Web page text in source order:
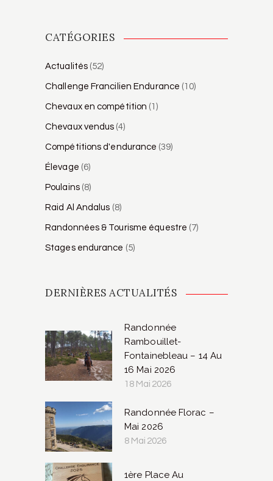
CATÉGORIES
Actualités (52)
Challenge Francilien Endurance (10)
Chevaux en compétition (1)
Chevaux vendus (4)
Compétitions d'endurance (39)
Élevage (6)
Poulains(8)
Raid Al Andalus (8)
Randonnées & Tourisme équestre (7)
Stages endurance (5)
DERNIÈRES ACTUALITÉS
Randonnée
Rambouillet-
Fontainebleau – 14 Au
16 Mai 2026
18 Mai 2026
Randonnée Florac –
Mai 2026
8 Mai 2026
1ère Place Au